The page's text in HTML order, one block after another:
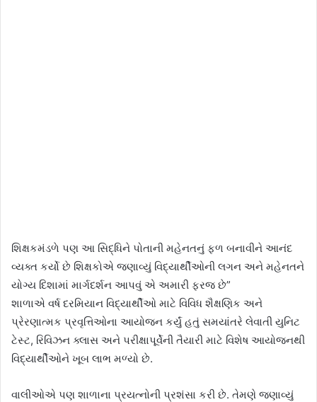
શિક્ષકમંડળે પણ આ સિદ્ધિને પોતાની મહેનતનું ફળ બનાવીને આનંદ
વ્યક્ત કર્યો છે શિક્ષકોએ જણાવ્યું વિદ્યાર્થીઓની લગન અને મહેનતને
યોગ્ય દિશામાં માર્ગદર્શન આપવું એ અમારી ફરજ છે”
શાળાએ વર્ષ દરમિયાન વિદ્યાર્થીઓ માટે વિવિધ શૈક્ષણિક અને
પ્રેરણાત્મક પ્રવૃત્તિઓના આયોજન કર્યું હતું સમયાંતરે લેવાતી યુનિટ
ટેસ્ટ, રિવિઝન ક્લાસ અને પરીક્ષાપૂર્વેની તૈયારી માટે વિશેષ આયોજનથી
વિદ્યાર્થીઓને ખૂબ લાભ મળ્યો છે.
વાલીઓએ પણ શાળાના પ્રયત્નોની પ્રશંસા કરી છે. તેમણે જણાવ્યું